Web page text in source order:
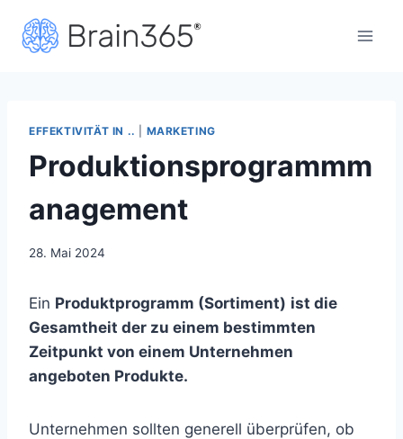
Inhalt
EFFEKTIVITÄT IN .. MARKETING
Produktionsprogrammm
anagement
28. Mai 2024
Ein Produktprogramm (Sortiment) ist die
Gesamtheit der zu einem bestimmten
Zeitpunkt von einem Unternehmen
angeboten Produkte.
Unternehmen sollten generell überprüfen, ob